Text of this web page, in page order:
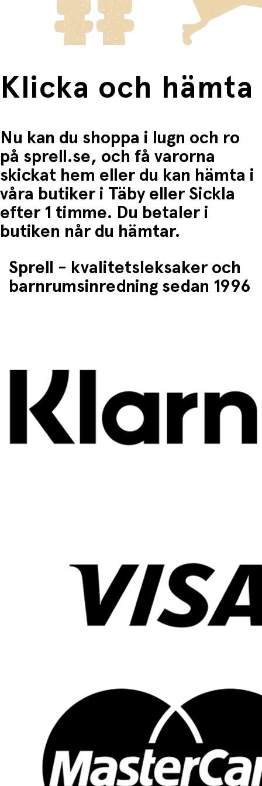
Fri frakt när du handlar för mer än 1500:-
Klicka och hämta
Nu kan du shoppa i lugn och ro
på sprell.se, och få varorna
skickat hem eller du kan hämta i
våra butiker i Täby eller Sickla
efter 1 timme. Du betaler i
butiken når du hämtar.
Sprell - kvalitetsleksaker och
barnrumsinredning sedan 1996